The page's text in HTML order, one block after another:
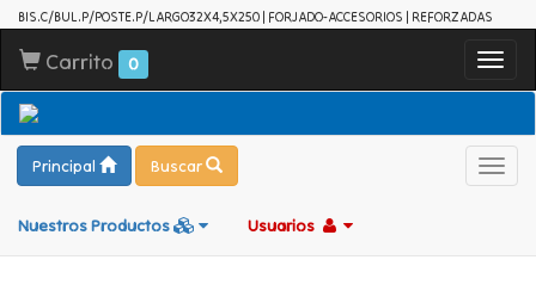
BIS.C/BUL.P/POSTE.P/LARGO32X4,5X250 | FORJADO-ACCESORIOS | REFORZADAS
Carrito 0
Principal Buscar
Nuestros Productos Usuarios